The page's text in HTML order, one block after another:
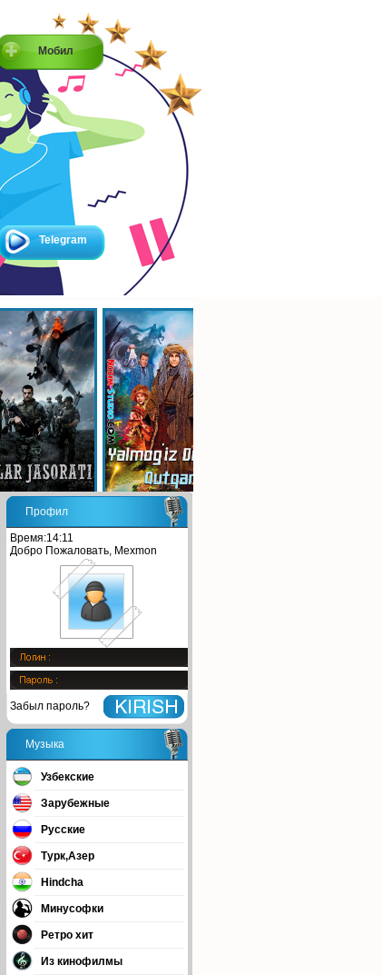
Мобил
Telegram
Профил
Время:14:11
Добро Пожаловать, Mexmon
Забыл пароль?
Музыка
Узбекские
Зарубежные
Русские
Турк,Азер
Hindcha
Минусофки
Ретро хит
Из кинофилмы